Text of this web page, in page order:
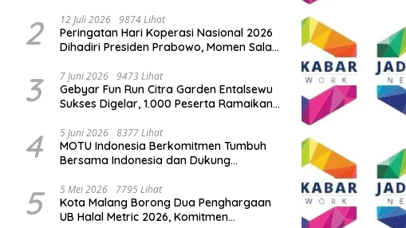
Indonesia
2 12 Juli 2026 9874 Lihat
Peringatan Hari Koperasi Nasional 2026
Dihadiri Presiden Prabowo, Momen Salam
3 7 Juni 2026 9473 Lihat
Gebyar Fun Run Citra Garden Entalsewu
Sukses Digelar, 1.000 Peserta Ramaikan
4 5 Juni 2026 8377 Lihat
MOTU Indonesia Berkomitmen Tumbuh
Bersama Indonesia dan Dukung
5 5 Mei 2026 7795 Lihat
Kota Malang Borong Dua Penghargaan
UB Halal Metric 2026, Komitmen